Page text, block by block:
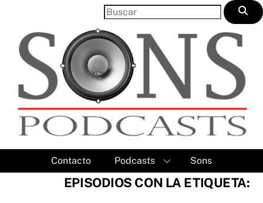
content
Contacto Podcasts Sons
EPISODIOS CON LA ETIQUETA: